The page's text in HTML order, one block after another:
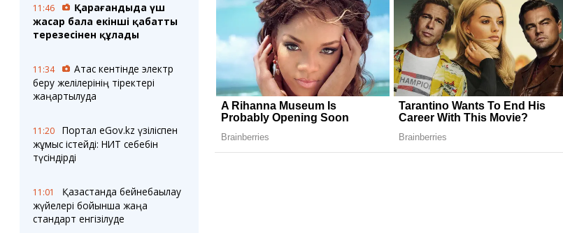
11:46
Қарағандыда үш
жасар бала екінші қабаттың
терезесінен құлады
11:34
Ақтас кентінде электр
беру желілерінің тіректері
жаңартылуда
11:20
Портал eGov.kz үзіліспен
жұмыс істейді: НИТ себебін
түсіндірді
11:01
Қазақстанда бейнебақылау
жүйелері бойынша жаңа
стандарт енгізілуде